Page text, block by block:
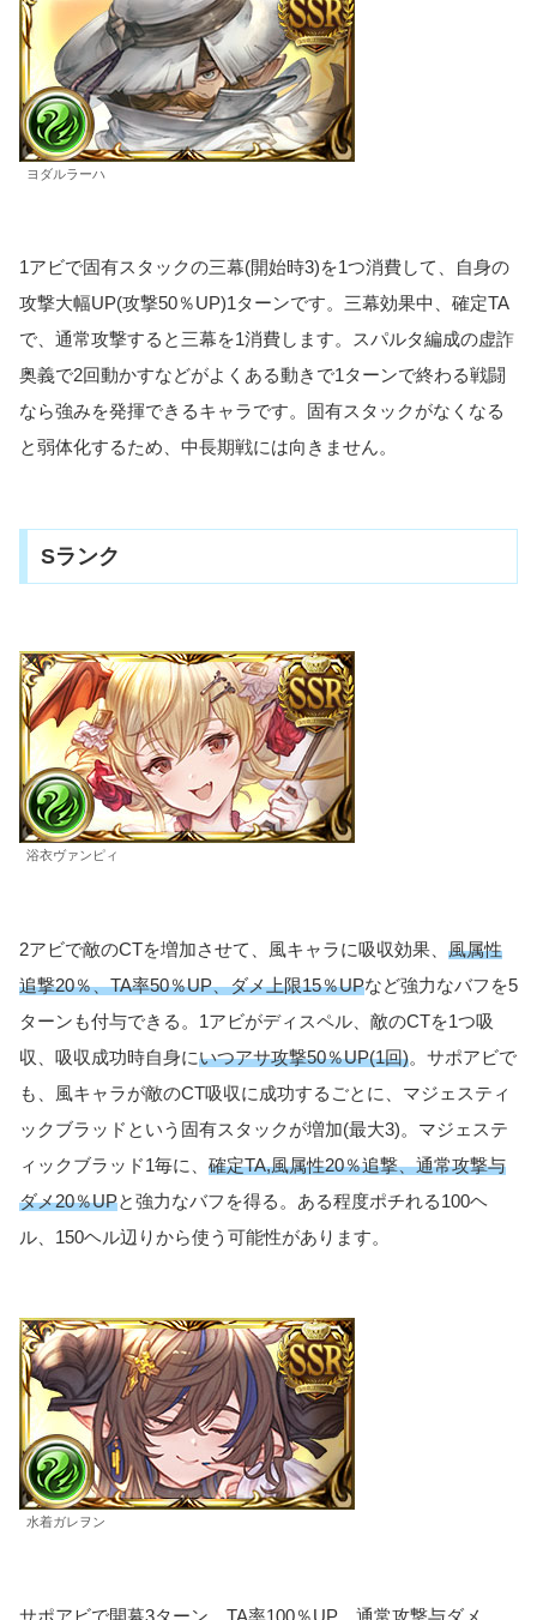
ヨダルラーハ
1アビで固有スタックの三幕(開始時3)を1つ消費して、自身の
攻撃大幅UP(攻撃50％UP)1ターンです。三幕効果中、確定TA
で、通常攻撃すると三幕を1消費します。スパルタ編成の虚詐
奥義で2回動かすなどがよくある動きで1ターンで終わる戦闘
なら強みを発揮できるキャラです。固有スタックがなくなる
と弱体化するため、中長期戦には向きません。
Sランク
浴衣ヴァンピィ
2アビで敵のCTを増加させて、風キャラに吸収効果、 風属性
追撃20％、TA率50％UP、ダメ上限15％UPなど強力なバフを5
ターンも付与できる。1アビがディスペル、敵のCTを1つ吸
収、吸収成功時自身にいつアサ攻撃50％UP(1回)。サポアビで
も、風キャラが敵のCT吸収に成功するごとに、マジェスティ
ックブラッドという固有スタックが増加(最大3)。マジェステ
ィックブラッド1毎に、 確定TA,風属性20％追撃、通常攻撃与
ダメ20％UPと強力なバフを得る。ある程度ポチれる100ヘ
ル、150ヘル辺りから使う可能性があります。
水着ガレヲン
サポアビで開幕3ターン、TA率100％UP、通常攻撃与ダメ